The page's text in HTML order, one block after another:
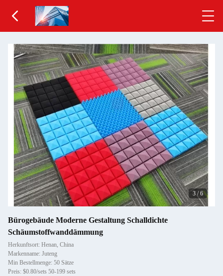
3/6
Bürogebäude Moderne Gestaltung Schalldichte
Schäumstoffwanddämmung
Herkunftsort: Henan, China
Markenname: Juteng
Min Bestellmenge: 50 Sätze
Preis: $0.80/sets 50-199 sets